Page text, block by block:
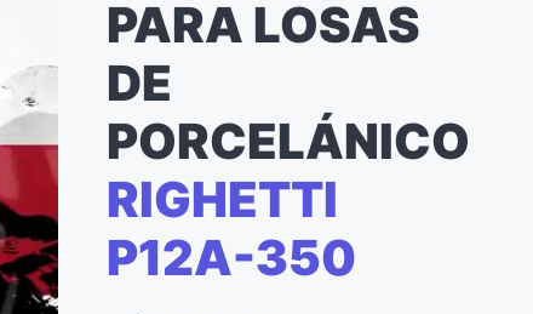
PARA LOSAS
DE
PORCELÁNICO
RIGHETTI
P12A-350